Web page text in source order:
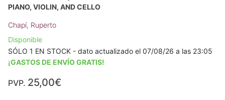
PIANO, VIOLIN, AND CELLO
Chapí, Ruperto
Disponible
SÓLO 1 EN STOCK - dato actualizado el 07/08/26 a las 23:05
¡GASTOS DE ENVÍO GRATIS!
PVP. 25,00€